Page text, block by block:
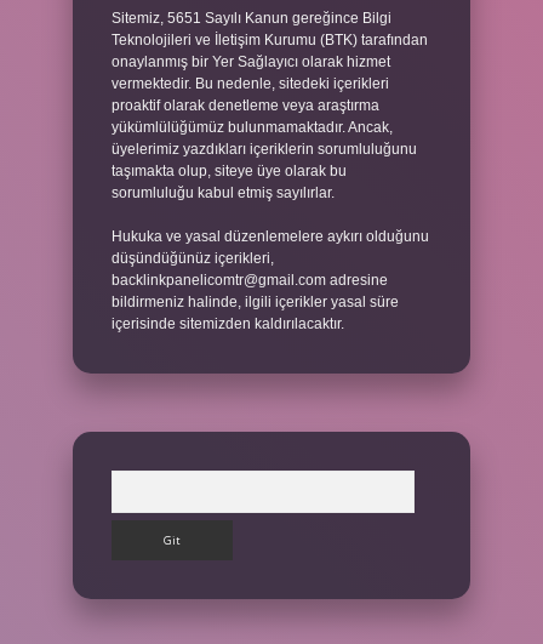
Sitemiz, 5651 Sayılı Kanun gereğince Bilgi
Teknolojileri ve İletişim Kurumu (BTK) tarafından
onaylanmış bir Yer Sağlayıcı olarak hizmet
vermektedir. Bu nedenle, sitedeki içerikleri
proaktif olarak denetleme veya araştırma
yükümlülüğümüz bulunmamaktadır. Ancak,
üyelerimiz yazdıkları içeriklerin sorumluluğunu
taşımakta olup, siteye üye olarak bu
sorumluluğu kabul etmiş sayılırlar.
Hukuka ve yasal düzenlemelere aykırı olduğunu
düşündüğünüz içerikleri,
backlinkpanelicomtr@gmail.com adresine
bildirmeniz halinde, ilgili içerikler yasal süre
içerisinde sitemizden kaldırılacaktır.